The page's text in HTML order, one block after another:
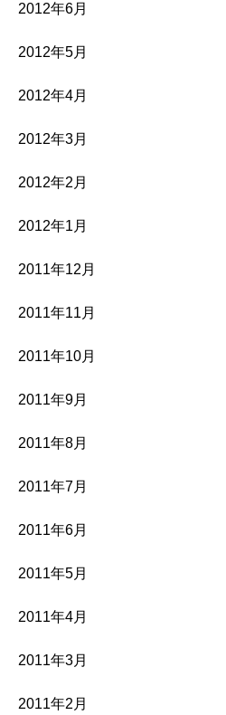
2012年6月
2012年5月
2012年4月
2012年3月
2012年2月
2012年1月
2011年12月
2011年11月
2011年10月
2011年9月
2011年8月
2011年7月
2011年6月
2011年5月
2011年4月
2011年3月
2011年2月